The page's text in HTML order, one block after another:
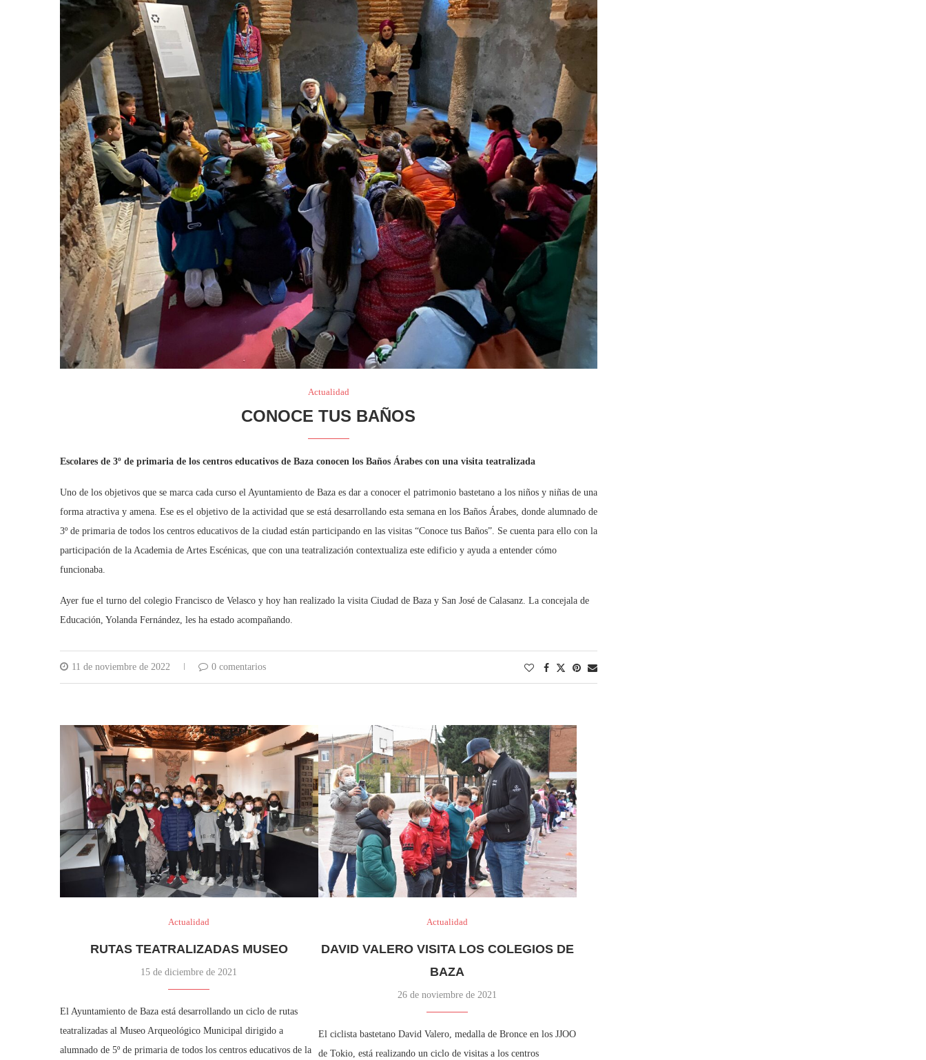
Actualidad
CONOCE TUS BAÑOS
Escolares de 3º de primaria de los centros educativos de Baza conocen los Baños Árabes con una visita teatralizada
Uno de los objetivos que se marca cada curso el Ayuntamiento de Baza es dar a conocer el patrimonio bastetano a los niños y niñas de una
forma atractiva y amena. Ese es el objetivo de la actividad que se está desarrollando esta semana en los Baños Árabes, donde alumnado de
3º de primaria de todos los centros educativos de la ciudad están participando en las visitas “Conoce tus Baños”. Se cuenta para ello con la
participación de la Academia de Artes Escénicas, que con una teatralización contextualiza este edificio y ayuda a entender cómo
funcionaba.
Ayer fue el turno del colegio Francisco de Velasco y hoy han realizado la visita Ciudad de Baza y San José de Calasanz. La concejala de
Educación, Yolanda Fernández, les ha estado acompañando.
11 de noviembre de 2022 0 comentarios
Actualidad
RUTAS TEATRALIZADAS MUSEO
15 de diciembre de 2021
El Ayuntamiento de Baza está desarrollando un ciclo de rutas
teatralizadas al Museo Arqueológico Municipal dirigido a
alumnado de 5º de primaria de todos los centros educativos de la
Actualidad
DAVID VALERO VISITA LOS COLEGIOS DE
BAZA
26 de noviembre de 2021
El ciclista bastetano David Valero, medalla de Bronce en los JJOO
de Tokio, está realizando un ciclo de visitas a los centros